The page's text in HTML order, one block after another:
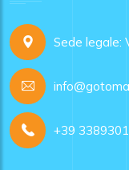
Sede legale:
+39